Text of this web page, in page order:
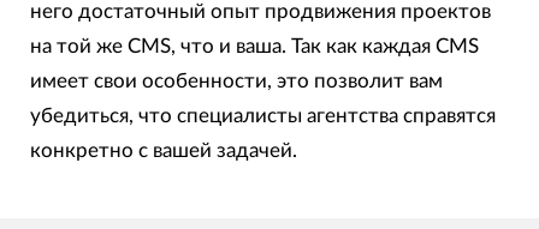
него достаточный опыт продвижения проектов
на той же CMS, что и ваша. Так как каждая CMS
имеет свои особенности, это позволит вам
убедиться, что специалисты агентства справятся
конкретно с вашей задачей.